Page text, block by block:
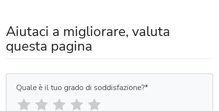
Aiutaci a migliorare, valuta
questa pagina
Quale è il tuo grado di soddisfazione?*